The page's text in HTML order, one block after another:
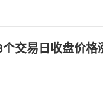
交易日收盘价格